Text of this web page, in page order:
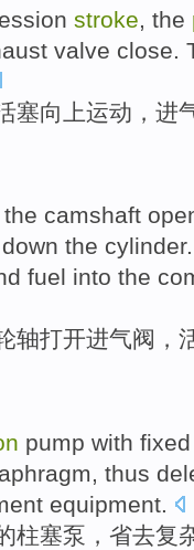
stroke , the
valve close
塞向上运动， 进
the camshaft
down the cylinder
fuel into the
轴打开进气阀 ，
pump with fixed
, thus
equipment.
柱塞泵 ， 省去复